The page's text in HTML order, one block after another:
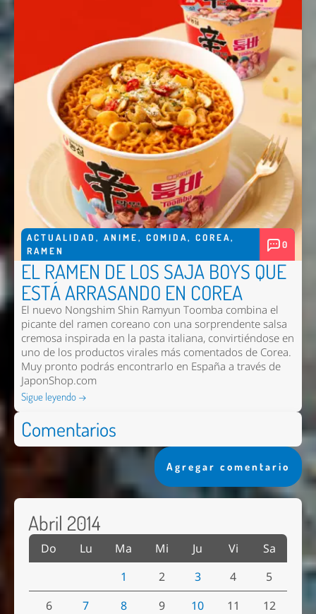
ACTUALIDAD , ANIME, COMIDA, COREA,
RAMEN
0
EL RAMEN DE LOS SAJA BOYS QUE
ESTÁ ARRASANDO EN COREA
El nuevo Nongshim Shin Ramyun Toomba combina el
picante del ramen coreano con una sorprendente salsa
cremosa inspirada en la pasta italiana, convirtiéndose en
uno de los productos virales más comentados de Corea.
Muy pronto podrás encontrarlo en España a través de
JaponShop.com
Sigue leyendo →
Comentarios
Agregar comentario
Abril 2014
Do Lu Ma Mi Ju Vi
Sa
1
2 3 4
5
6
7 8 9 10 11
12